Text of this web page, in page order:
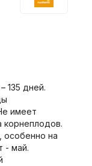
135 дней.
имеет
корнеплодов.
особенно на
- май.